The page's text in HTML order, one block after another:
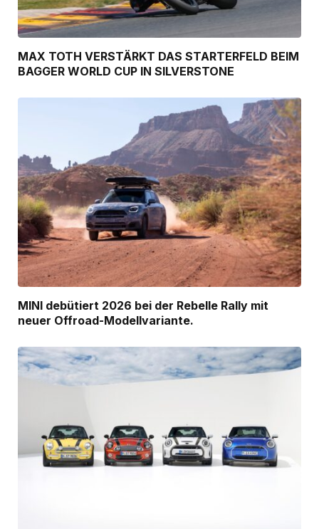
MAX TOTH VERSTÄRKT DAS STARTERFELD BEIM
BAGGER WORLD CUP IN SILVERSTONE
MINI debütiert 2026 bei der Rebelle Rally mit
neuer Offroad-Modellvariante.